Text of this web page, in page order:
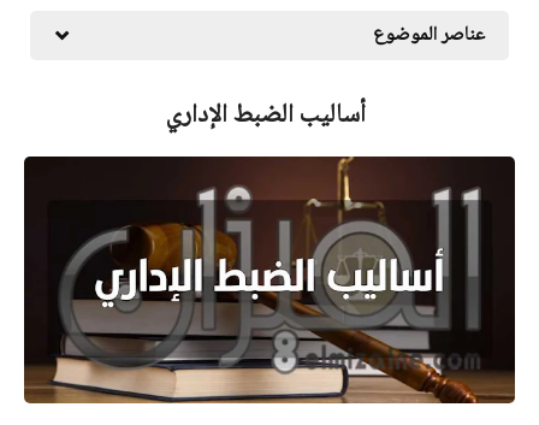
عناصر الموضوع
أساليب الضبط الإداري